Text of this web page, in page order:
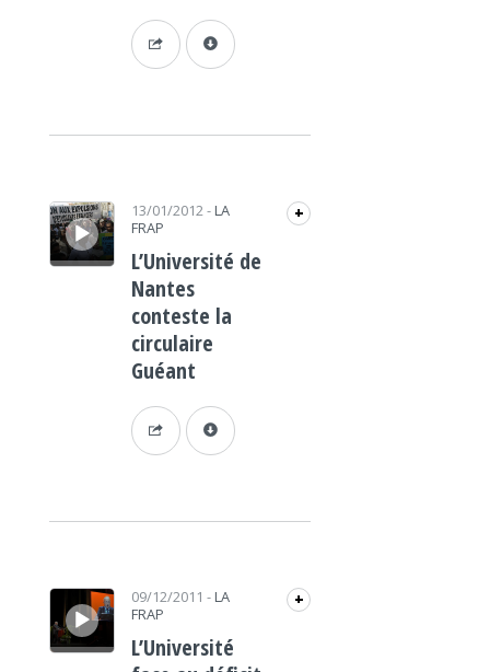
Lecteur audio 13/01/2012- LA
FRAP
+
L’Université de
Nantes
conteste la
circulaire
Guéant
Lecteur audio 09/12/2011 - LA
FRAP
+
L’Université